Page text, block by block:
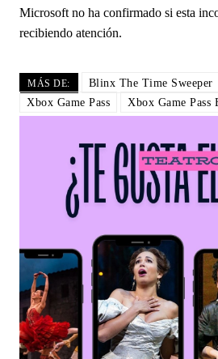
Microsoft no ha confirmado si esta
recibiendo atención.
MÁS DE: Blinx The Time Sweeper
Xbox Game Pass
Xbox Game Pass